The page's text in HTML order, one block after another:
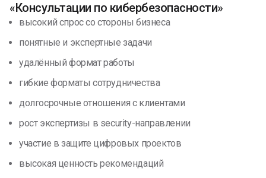
«Консультации по кибербезопасности»
высокий спрос со стороны бизнеса
понятные и экспертные задачи
удалённый формат работы
гибкие форматы сотрудничества
долгосрочные отношения с клиентами
рост экспертизы в security-направлении
участие в защите цифровых проектов
высокая ценность рекомендаций